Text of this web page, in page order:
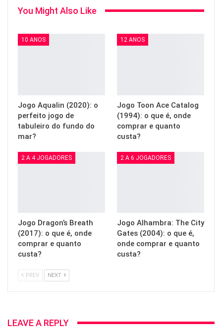
You Might Also Like
10 ANOS
Jogo Aqualin (2020): o
perfeito jogo de
tabuleiro do fundo do
mar?
12 ANOS
Jogo Toon Ace Catalog
(1994): o que é, onde
comprar e quanto
custa?
2 A 4 JOGADORES
Jogo Dragon’s Breath
(2017): o que é, onde
comprar e quanto
custa?
2 A 6 JOGADORES
Jogo Alhambra: The City
Gates (2004): o que é,
onde comprar e quanto
custa?
PREV NEXT
LEAVE A REPLY